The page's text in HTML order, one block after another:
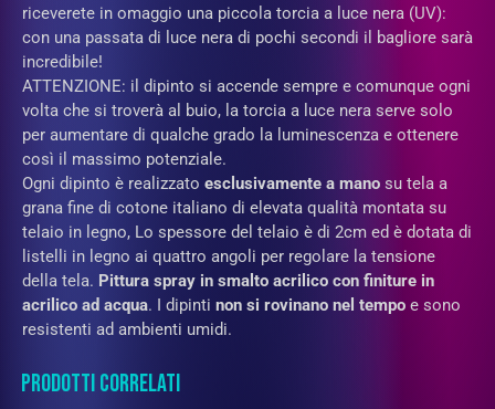
riceverete in omaggio una piccola torcia a luce nera (UV):
con una passata di luce nera di pochi secondi il bagliore sarà
incredibile!
ATTENZIONE: il dipinto si accende sempre e comunque ogni
volta che si troverà al buio, la torcia a luce nera serve solo
per aumentare di qualche grado la luminescenza e ottenere
così il massimo potenziale.
Ogni dipinto è realizzato esclusivamente a mano su tela a
grana fine di cotone italiano di elevata qualità montata su
telaio in legno, Lo spessore del telaio è di 2cm ed è dotata di
listelli in legno ai quattro angoli per regolare la tensione
della tela. Pittura spray in smalto acrilico con finiture in
acrilico ad acqua. I dipinti non si rovinano nel tempo e sono
resistenti ad ambienti umidi.
PRODOTTI CORRELATI